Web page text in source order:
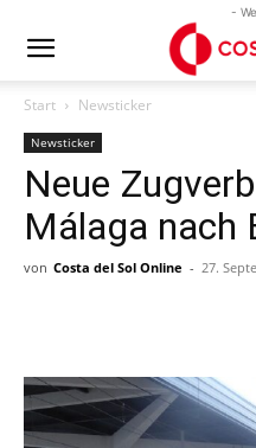
-
Start Newsticker
Newsticker
Neue
Málaga nach
von Costa del Sol Online - 27.